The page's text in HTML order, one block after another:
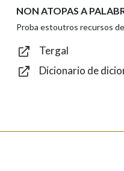
Texto de verificación
NON ATOPAS A
Proba estoutros recursos
Tergal
Dicionario de